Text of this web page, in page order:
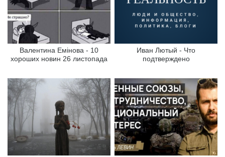
Валентина Емінова - 10
хороших новин 26 листопада
Иван Лютый - Что
подтверждено